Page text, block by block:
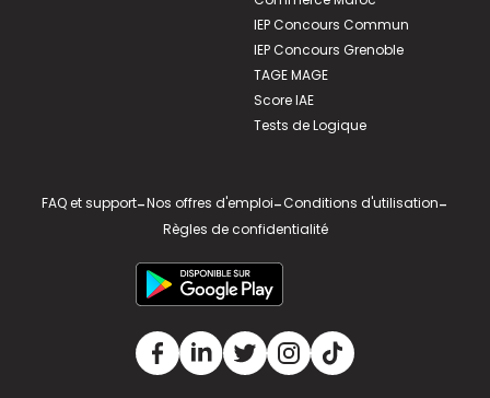
IEP Concours Commun
IEP Concours Grenoble
TAGE MAGE
Score IAE
Tests de Logique
FAQ et support-Nos offres d'emploi-Conditions d'utilisation-
Règles de confidentialité